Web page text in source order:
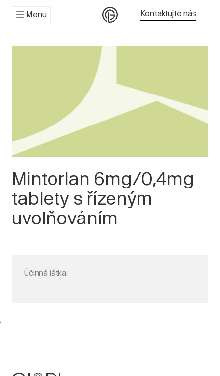
Menu Kontaktujte nás
Mintorlan 6mg/0,4mg
tablety s řízeným
uvolňováním
Účinná látka:
.